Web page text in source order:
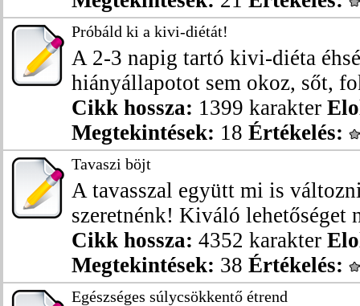
Próbáld ki a kivi-diétát!
A 2-3 napig tartó kivi-diéta
hiányállapotot sem okoz, sőt,
Cikk hossza: 1399 karakter
Megtekintések: 18 Értékelés:
Tavaszi böjt
A tavasszal együtt mi is
szeretnénk! Kiváló lehetőséget
Cikk hossza: 4352 karakter
Megtekintések: 38 Értékelés:
Egészséges súlycsökkentő étrend